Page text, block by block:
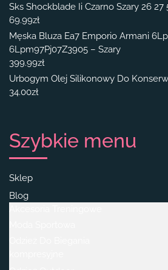
Sks Shockblade Ii Czarno Szary 26 27
69.99zł
Męska Bluza Ea7 Emporio Armani
6Lpm97Pj07Z3905 – Szary
399.99zł
Urbogym Olej Silikonowy Do
34.00zł
Szybkie menu
Sklep
Blog